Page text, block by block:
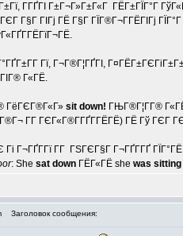
Г­ГҐГІ Г±Г¬Г»Г±Г«Г ГЁГ±ГЇГ°Г
Г§Г ГІГј ГЁ Г§Г ГЇГ®Г¬Г­ГЁГІГј
Гї, Г¬Г®Г¦ГҐГІ,
Г«ГЁ.
ГёГЄГ®Г«Г» sit down! ГЊГ®Г¦Г­Г®
Г­Г ГЄГ«Г®Г­ГҐГ­ГЁГЁ) ГЁ Гў ГЄГ
Г¬ГҐГ­Гї Г­Г ГЅГЄГ§Г Г¬ГҐГ­ГҐ
: She sat down ГЁГ«ГЁ she was sitting
Заголовок сообщения: